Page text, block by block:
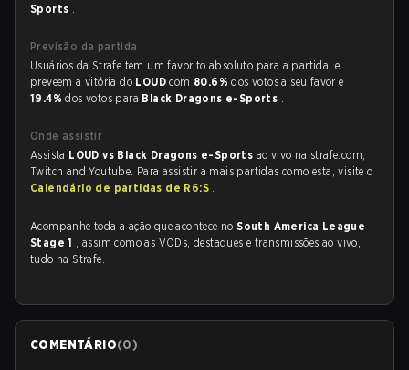
Sports .
Previsão da partida
Usuários da Strafe tem um favorito absoluto para a partida, e
preveem a vitória do LOUDcom 80.6%dos votos a seu favor e
19.4%dos votos para Black Dragons e-Sports .
Onde assistir
Assista LOUD vs Black Dragons e-Sports ao vivo na strafe.com,
Twitch and Youtube. Para assistir a mais partidas como esta, visite o
Calendário de partidas de R6:S .
Acompanhe toda a ação que acontece noSouth America League
Stage 1 , assim como as VODs, destaques e transmissões ao vivo,
tudo na Strafe.
COMENTÁRIO(0)